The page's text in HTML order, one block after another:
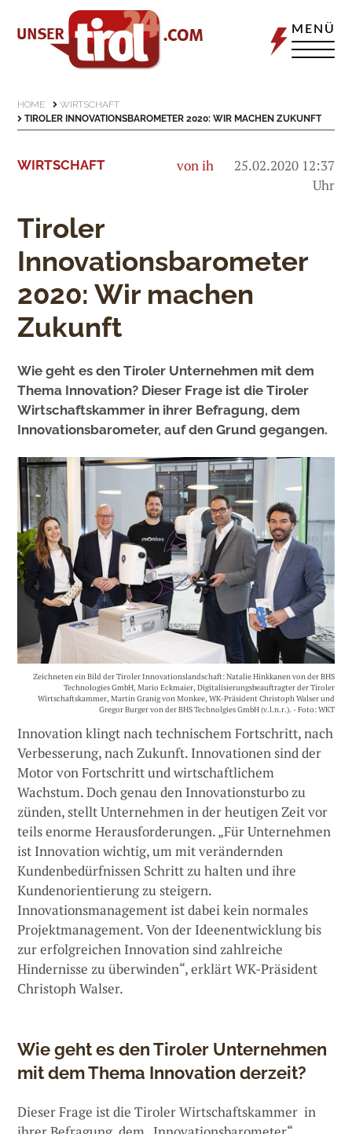
MENÜ
HOME
WIRTSCHAFT
TIROLER INNOVATIONSBAROMETER 2020: WIR MACHEN ZUKUNFT
WIRTSCHAFT von ih
25.02.2020 12:37
Uhr
Tiroler
Innovationsbarometer
2020: Wir machen
Zukunft
Wie geht es den Tiroler Unternehmen mit dem
Thema Innovation? Dieser Frage ist die Tiroler
Wirtschaftskammer in ihrer Befragung, dem
Innovationsbarometer, auf den Grund gegangen.
Zeichneten ein Bild der Tiroler Innovationslandschaft: Natalie Hinkkanen von der BHS
Technologies GmbH, Mario Eckmaier, Digitalisierungsbeauftragter der Tiroler
Wirtschaftskammer, Martin Granig von Monkee, WK-Präsident Christoph Walser und
Gregor Burger von der BHS Technolgies GmbH (v.l.n.r.). - Foto: WKT
Innovation klingt nach technischem Fortschritt, nach
Verbesserung, nach Zukunft. Innovationen sind der
Motor von Fortschritt und wirtschaftlichem
Wachstum. Doch genau den Innovationsturbo zu
zünden, stellt Unternehmen in der heutigen Zeit vor
teils enorme Herausforderungen. „Für Unternehmen
ist Innovation wichtig, um mit verändernden
Kundenbedürfnissen Schritt zu halten und ihre
Kundenorientierung zu steigern.
Innovationsmanagement ist dabei kein normales
Projektmanagement. Von der Ideenentwicklung bis
zur erfolgreichen Innovation sind zahlreiche
Hindernisse zu überwinden“, erklärt WK-Präsident
Christoph Walser.
Wie geht es den Tiroler Unternehmen
mit dem Thema Innovation derzeit?
Dieser Frage ist die Tiroler Wirtschaftskammer in